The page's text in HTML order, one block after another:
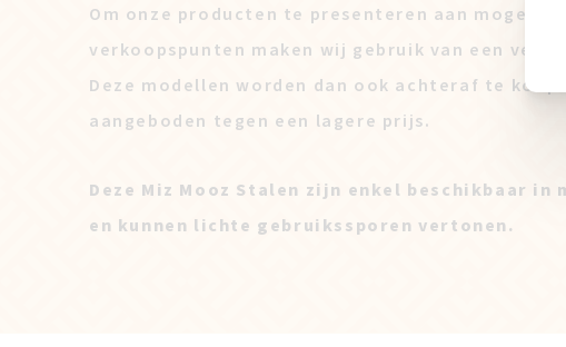
Om onze producten te presenteren aan mogelijke
verkoopspunten maken wij gebruik van een
Deze modellen worden dan ook achteraf te koop
aangeboden tegen een lagere prijs.
Deze Miz Mooz Stalen zijn enkel beschikbaar in
en kunnen lichte gebruikssporen vertonen.